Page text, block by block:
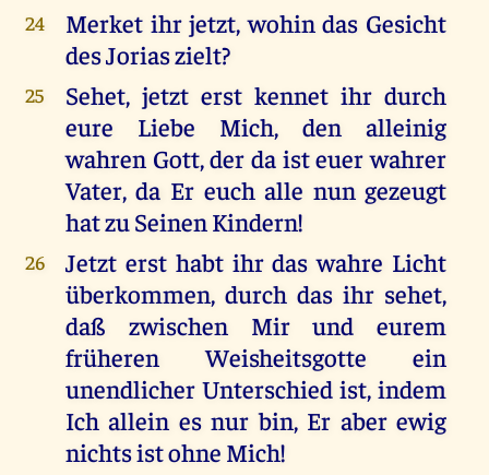
24
Merket ihr jetzt, wohin das Gesicht
des Jorias zielt?
25
Sehet, jetzt erst kennet ihr durch
eure Liebe Mich, den alleinig
wahren Gott, der da ist euer wahrer
Vater, da Er euch alle nun gezeugt
hat zu Seinen Kindern!
26
Jetzt erst habt ihr das wahre Licht
überkommen, durch das ihr sehet,
daß zwischen Mir und eurem
früheren Weisheitsgotte ein
unendlicher Unterschied ist, indem
Ich allein es nur bin, Er aber ewig
nichts ist ohne Mich!